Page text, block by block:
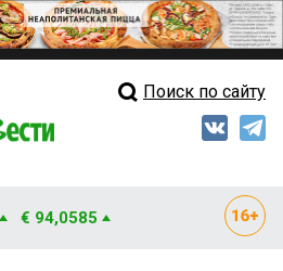
Свежий выпускПоиск по сайту
€ 94,0585